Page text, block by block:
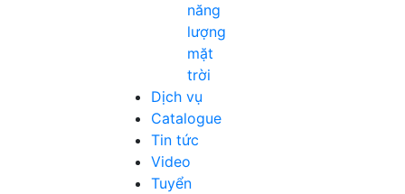
năng
lượng
mặt
trời
Dịch vụ
Catalogue
Tin tức
Video
Tuyển